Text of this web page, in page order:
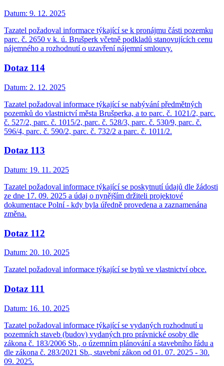
Datum: 9. 12. 2025
Tazatel požadoval informace týkající se k pronájmu části pozemku
parc. č. 2650 v k. ú. Brušperk včetně podkladů stanovujících cenu
nájemného a rozhodnutí o uzavření nájemní smlouvy.
Dotaz 114
Datum: 2. 12. 2025
Tazatel požadoval informace týkající se nabývání předmětných
pozemků do vlastnictví města Brušperka, a to parc. č. 1021/2, parc.
č. 527/2, parc. č. 1015/2, parc. č. 528/3, parc. č. 530/9, parc. č.
596/4, parc. č. 590/2, parc. č. 732/2 a parc. č. 1011/2.
Dotaz 113
Datum: 19. 11. 2025
Tazatel požadoval informace týkající se poskytnutí údajů dle žádosti
ze dne 17. 09. 2025 a údaj o nynějším držiteli projektové
dokumentace Polní - kdy byla úředně provedena a zaznamenána
změna.
Dotaz 112
Datum: 20. 10. 2025
Tazatel požadoval informace týkající se bytů ve vlastnictví obce.
Dotaz 111
Datum: 16. 10. 2025
Tazatel požadoval informace týkající se vydaných rozhodnutí u
pozemních staveb (budov) vydaných pro právnické osoby dle
zákona č. 183/2006 Sb., o územním plánování a stavebního řádu a
dle zákona č. 283/2021 Sb., stavební zákon od 01. 07. 2025 - 30.
09. 2025.